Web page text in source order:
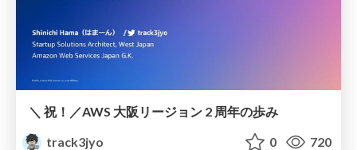
＼ 祝！／AWS 大阪リージョン 2 周年の歩み
track3jyo
0 720